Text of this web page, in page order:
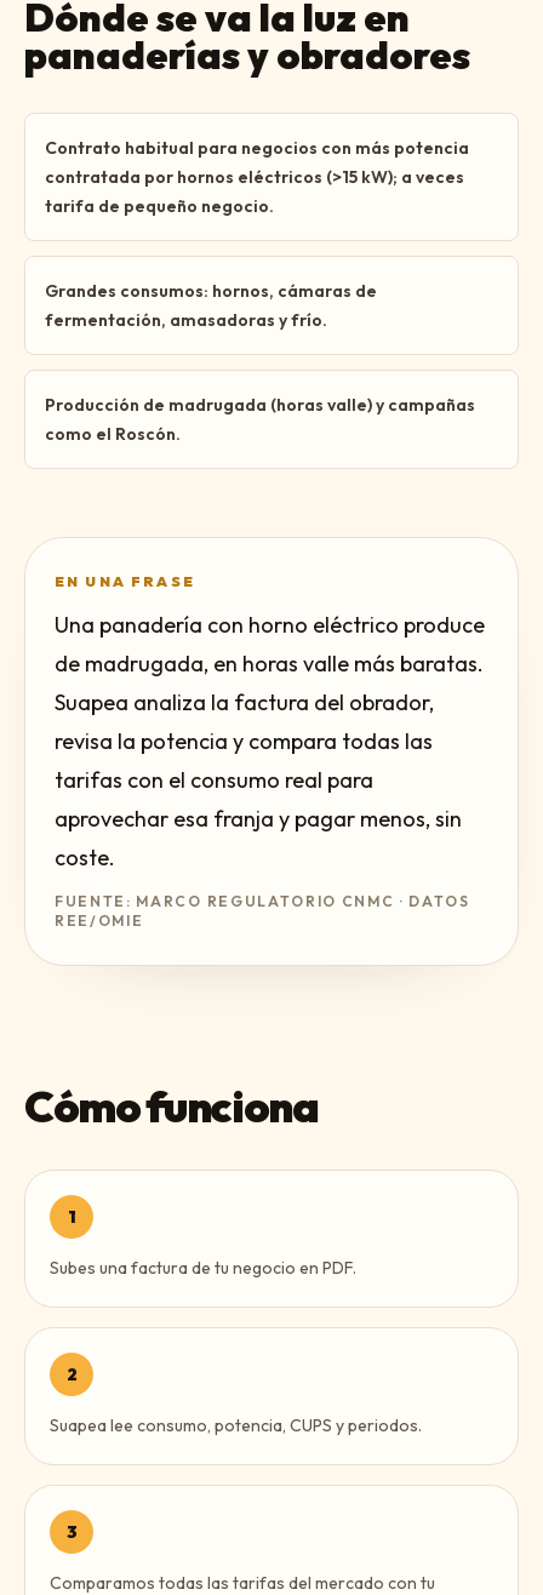
Dónde se va la luz en
panaderías y obradores
Contrato habitual para negocios con más potencia
contratada por hornos eléctricos (>15 kW); a veces
tarifa de pequeño negocio.
Grandes consumos: hornos, cámaras de
fermentación, amasadoras y frío.
Producción de madrugada (horas valle) y campañas
como el Roscón.
EN UNA FRASE
Una panadería con horno eléctrico produce
de madrugada, en horas valle más baratas.
Suapea analiza la factura del obrador,
revisa la potencia y compara todas las
tarifas con el consumo real para
aprovechar esa franja y pagar menos, sin
coste.
FUENTE: MARCO REGULATORIO CNMC · DATOS
REE/OMIE
Cómo funciona
1
Subes una factura de tu negocio en PDF.
2
Suapea lee consumo, potencia, CUPS y periodos.
3
Comparamos todas las tarifas del mercado con tu